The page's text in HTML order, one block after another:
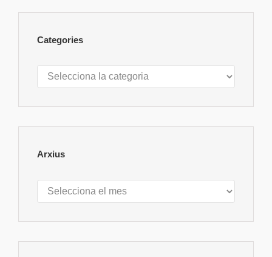
Categories
Categories
Arxius
Arxius